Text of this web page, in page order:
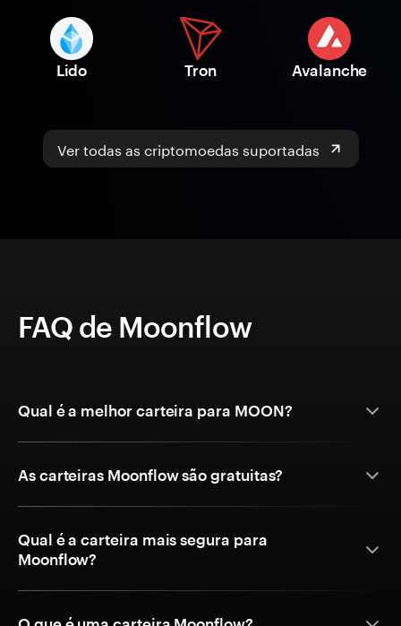
Lido Tron Avalanche
Ver todas as criptomoedas suportadas
FAQ de Moonflow
Qual é a melhor carteira para MOON?
As carteiras Moonflow são gratuitas?
Qual é a carteira mais segura para
Moonflow?